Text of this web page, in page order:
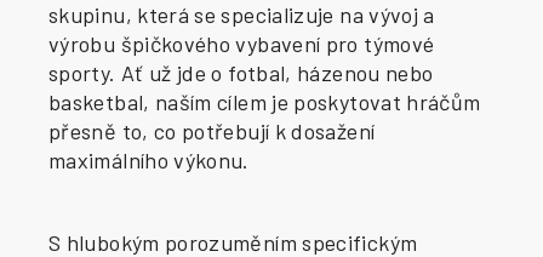
skupinu, která se specializuje na vývoj a
výrobu špičkového vybavení pro týmové
sporty. Ať už jde o fotbal, házenou nebo
basketbal, naším cílem je poskytovat hráčům
přesně to, co potřebují k dosažení
maximálního výkonu.
S hlubokým porozuměním specifickým